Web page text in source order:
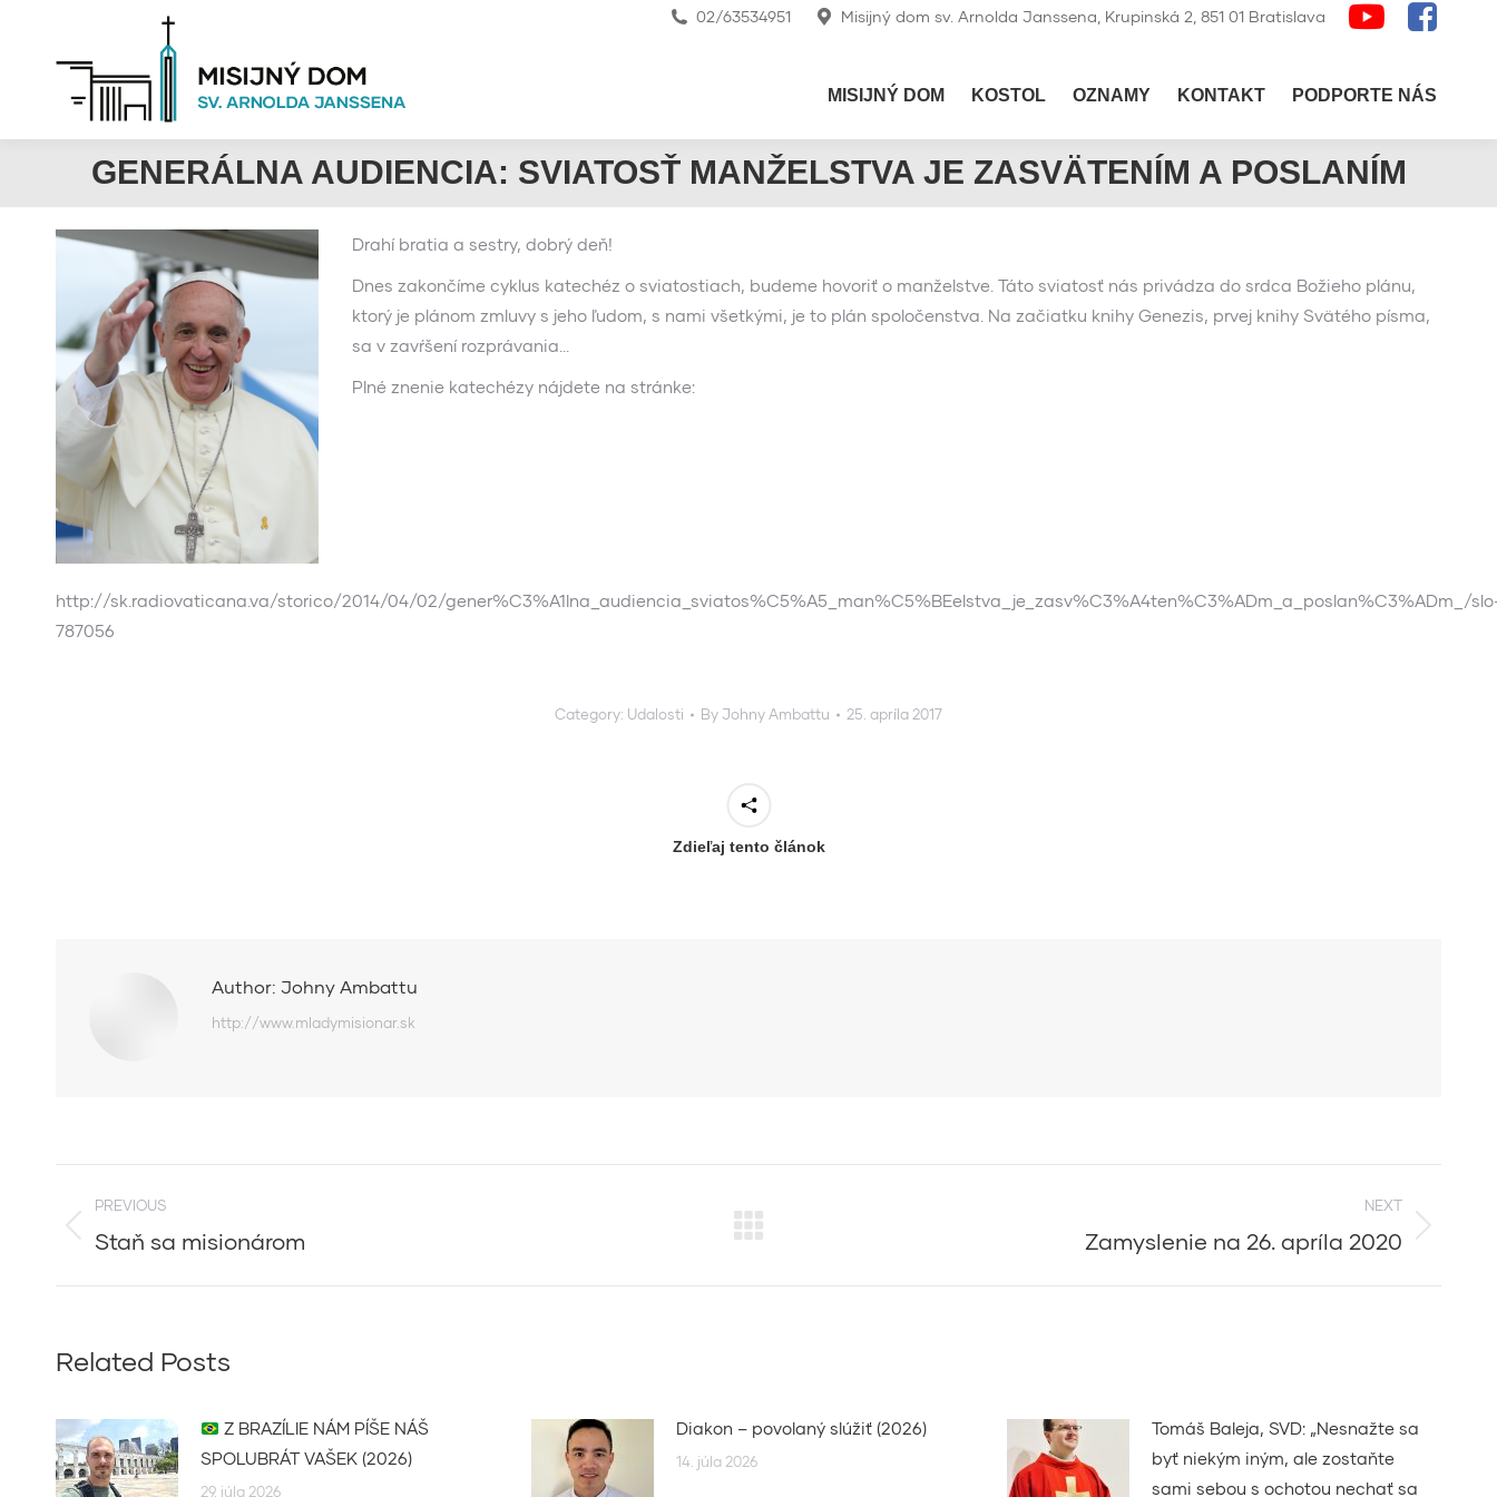
02/63534951 Misijný dom sv. Arnolda Janssena, Krupinská 2, 851 01 Bratislava
MISIJNÝ DOM KOSTOL OZNAMY KONTAKT PODPORTE NÁS
GENERÁLNA AUDIENCIA: SVIATOSŤ MANŽELSTVA JE ZASVÄTENÍM A POSLANÍM
Drahí bratia a sestry, dobrý deň!
Dnes zakončíme cyklus katechéz o sviatostiach, budeme hovoriť o manželstve. Táto sviatosť nás privádza do srdca Božieho plánu,
ktorý je plánom zmluvy s jeho ľudom, s nami všetkými, je to plán spoločenstva. Na začiatku knihy Genezis, prvej knihy Svätého písma,
sa v zavŕšení rozprávania…
Plné znenie katechézy nájdete na stránke:
http://sk.radiovaticana.va/storico/2014/04/02/gener%C3%A1lna_audiencia_sviatos%C5%A5_man%C5%BEelstva_je_zasv%C3%A4ten%C3%ADm_a_poslan%C3%ADm_/
787056
Category: Udalosti By Johny Ambattu 25. apríla 2017
Zdieľaj tento článok
Author: Johny Ambattu
http://www.mladymisionar.sk
navigation
PREVIOUS
Previous
Staň sa misionárom
NEXT
Zamyslenie na 26. apríla 2020
Related Posts
Z BRAZÍLIE NÁM PÍŠE NÁŠ
SPOLUBRÁT VAŠEK (2026)
29. júla 2026
Diakon – povolaný slúžiť (2026)
14. júla 2026
Tomáš Baleja, SVD: „Nesnažte sa
byť niekým iným, ale zostaňte
sami sebou s ochotou nechať sa